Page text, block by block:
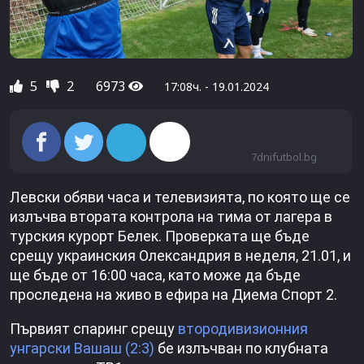
5 2 6973 17:08ч. - 19.01.2024
7dnifutbol.bg
Левски обяви часа и телевизията, по която ще се
излъчва втората контрола на тима от лагера в
турския курорт Белек. Проверката ще бъде
срещу украинския Олександрия в неделя, 21.01, и
ще бъде от 16:00 часа, като може да бъде
проследена на живо в ефира на Диема Спорт 2.
Първият спаринг срещу втородивизионния
унгарски Вашаш (2:3) бе излъчван по клубната